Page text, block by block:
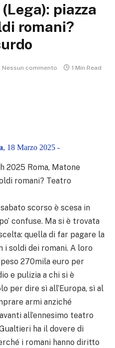
piazza
romani?
Nessun commento 1 Min Read
, 18 Marzo 2025 -
2025 Roma, Matone
romani? Teatro
sabato scorso è scesa in
confuse. Ma si è trovata
quella di far pagare la
i soldi dei romani. A loro
270mila euro per
e pulizia a chi si è
per dire sì all’Europa, sì al
armi anziché
all’ennesimo teatro
ha il dovere di
i romani hanno diritto